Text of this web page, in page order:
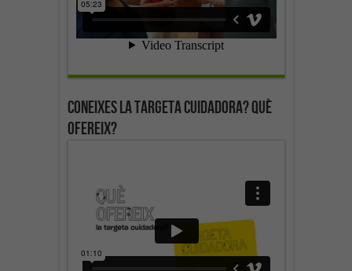
Coneixes la targeta cuidadora? Què
ofereix?